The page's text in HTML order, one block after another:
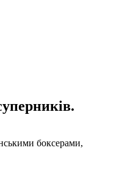
боксерами,